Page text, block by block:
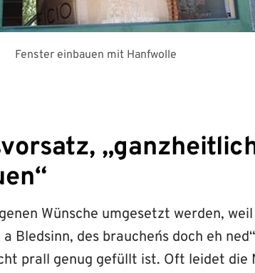
Fenster einbauen mit Hanfwolle
Wünsche umgesetzt werden,
Bledsinn, des brauchen´s doch eh
prall genug gefüllt ist. Oft leidet die